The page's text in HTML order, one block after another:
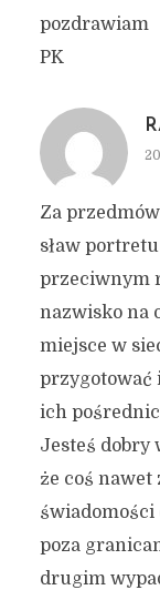
pozdrawiam
PK
Za
sław
przeciwnym
nazwisko na
miejsce w
przygotować
ich
Jesteś dobry
że coś nawet
świadomości
poza
drugim